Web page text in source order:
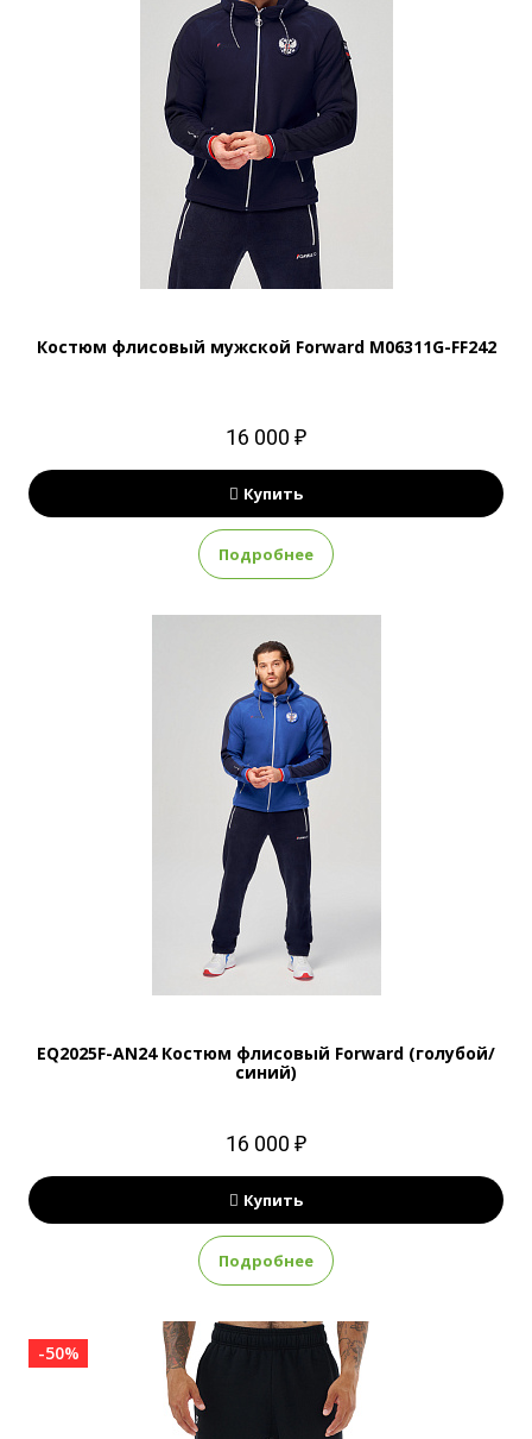
Костюм флисовый мужской Forward M06311G-FF242
16 000 ₽
Купить
Подробнее
EQ2025F-AN24 Костюм флисовый Forward (голубой/
синий)
16 000 ₽
Купить
Подробнее
-50%